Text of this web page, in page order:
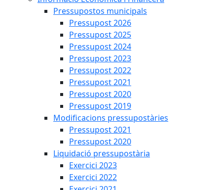
Pressupostos municipals
Pressupost 2026
Pressupost 2025
Pressupost 2024
Pressupost 2023
Pressupost 2022
Pressupost 2021
Pressupost 2020
Pressupost 2019
Modificacions pressupostàries
Pressupost 2021
Pressupost 2020
Liquidació pressupostària
Exercici 2023
Exercici 2022